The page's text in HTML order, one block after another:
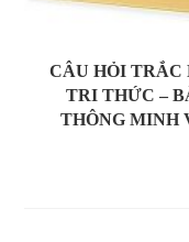
CÂU HỎI TRẮC
TRI THỨC –
THÔNG MINH